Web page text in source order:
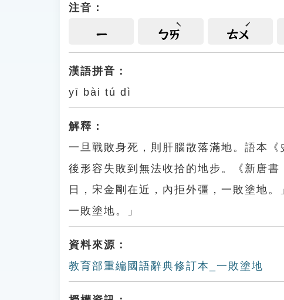
注音：
ㄧ ㄅㄞ ㄊㄨ
漢語拼音：
yī bài tú dì
解釋：
一旦戰敗身死，則肝腦散落滿地。語本
後形容失敗到無法收拾的地步。《新唐
日，宋金剛在近，內拒外彊，一敗塗地
一敗塗地。」
資料來源：
教育部重編國語辭典修訂本_一敗塗地